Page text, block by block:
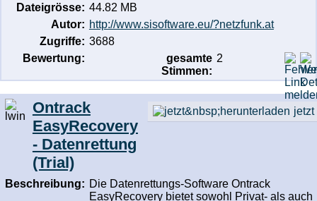
Dateigrösse: 44.82 MB
Autor: http://www.sisoftware.eu/?netzfunk.at
Zugriffe: 3688
Bewertung:
gesamte
Stimmen:
2
Ontrack
EasyRecovery
- Datenrettung
(Trial)
Beschreibung: Die Datenrettungs-Software Ontrack
EasyRecovery bietet sowohl Privat- als auch